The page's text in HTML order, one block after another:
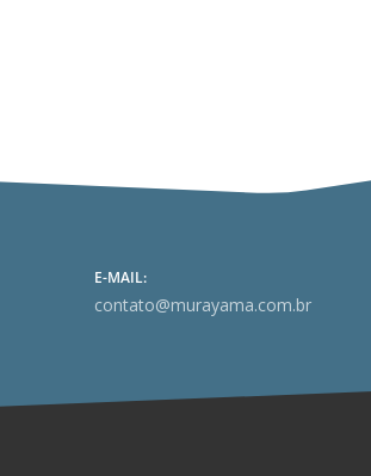
E-MAIL:
contato@murayama.com.br